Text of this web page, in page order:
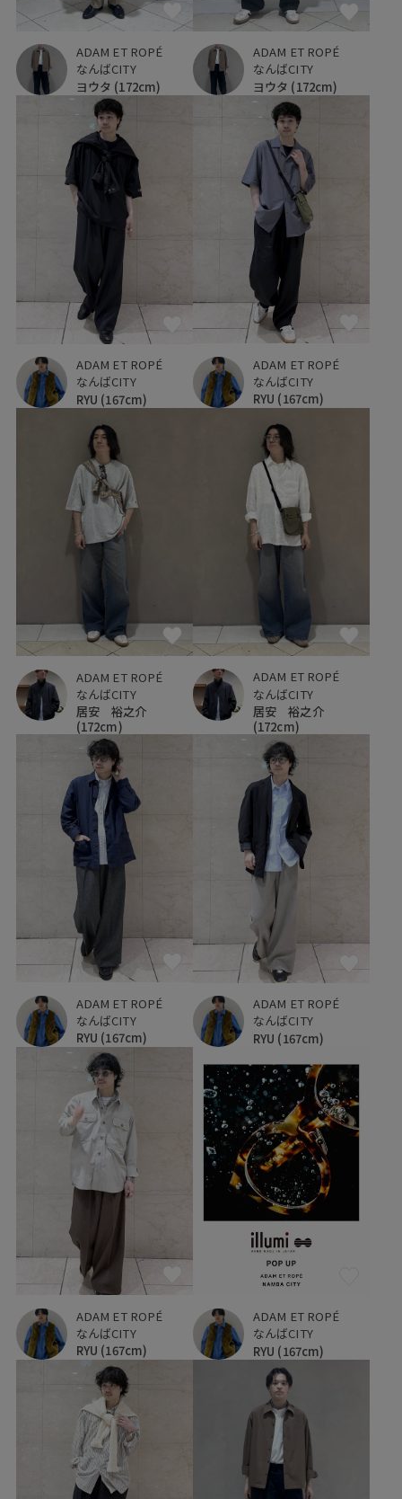
ADAM ET ROPÉ
なんばCITY
ヨウタ (172cm)
ADAM ET ROPÉ
なんばCITY
ヨウタ (172cm)
ADAM ET ROPÉ
なんばCITY
RYU (167cm)
ADAM ET ROPÉ
なんばCITY
RYU (167cm)
ADAM ET ROPÉ
なんばCITY
居安 裕之介
(172cm)
ADAM ET ROPÉ
なんばCITY
居安 裕之介
(172cm)
ADAM ET ROPÉ
なんばCITY
RYU (167cm)
ADAM ET ROPÉ
なんばCITY
RYU (167cm)
ADAM ET ROPÉ
なんばCITY
RYU (167cm)
ADAM ET ROPÉ
なんばCITY
RYU (167cm)